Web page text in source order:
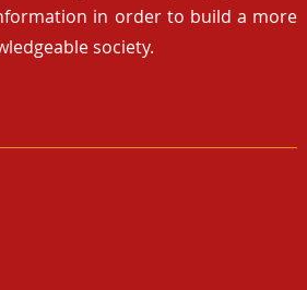
in order to build a more
society.